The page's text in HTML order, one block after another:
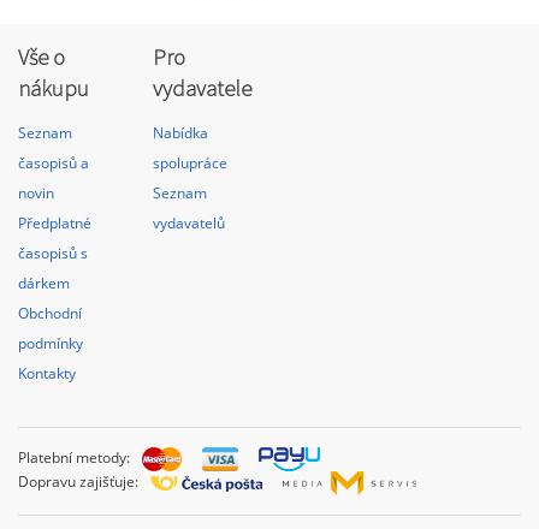
Vše o
nákupu
Seznam
časopisů a
novin
Předplatné
časopisů s
dárkem
Obchodní
podmínky
Kontakty
Pro
vydavatele
Nabídka
spolupráce
Seznam
vydavatelů
Platební metody:
Dopravu zajišťuje: